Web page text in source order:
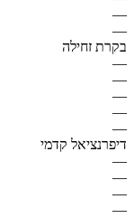
—
—
בקרת זחילה
—
—
—
—
—
דיפרנציאל קדמי
—
—
—
—